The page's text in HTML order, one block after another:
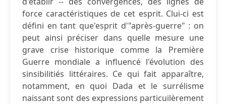
force caractéristiques de cet esprit. Clui-ci est
défini en tant que'esprit d'"après-guerre" : on
peut ainsi préciser dans quelle mesure une
grave crise historique comme la Première
Guerre mondiale a influencé l'évolution des
sinsibilitiés littéraires. Ce qui fait apparaître,
notamment, en quoi Dada et le surrélisme
naissant sont des expressions particuilèrement